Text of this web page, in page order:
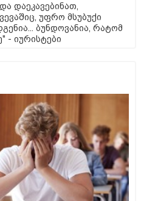
დაეკავებინათ,
უფრო მსუბუქი
ბუნდოვანია, რატომ
- იურისტები